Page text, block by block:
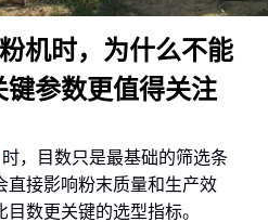
机时，为什么不能
键参数更值得关注
时，目数只是最基础的筛选条
直接影响粉末质量和生产效
数更关键的选型指标。